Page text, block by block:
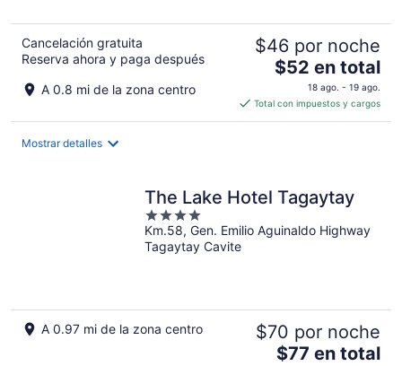
Cancelación gratuita
Reserva ahora y paga después
A 0.8 mi de la zona centro
$46 por noche
El
precio
es
de
por
noche
$52 en total
18 ago. - 19 ago.
Total con impuestos y cargos
Mostrar detalles
The Lake Hotel Tagaytay
4
out
of
Km.58, Gen. Emilio Aguinaldo Highway
Tagaytay Cavite
A 0.97 mi de la zona centro $70 por noche
El
$77 en total